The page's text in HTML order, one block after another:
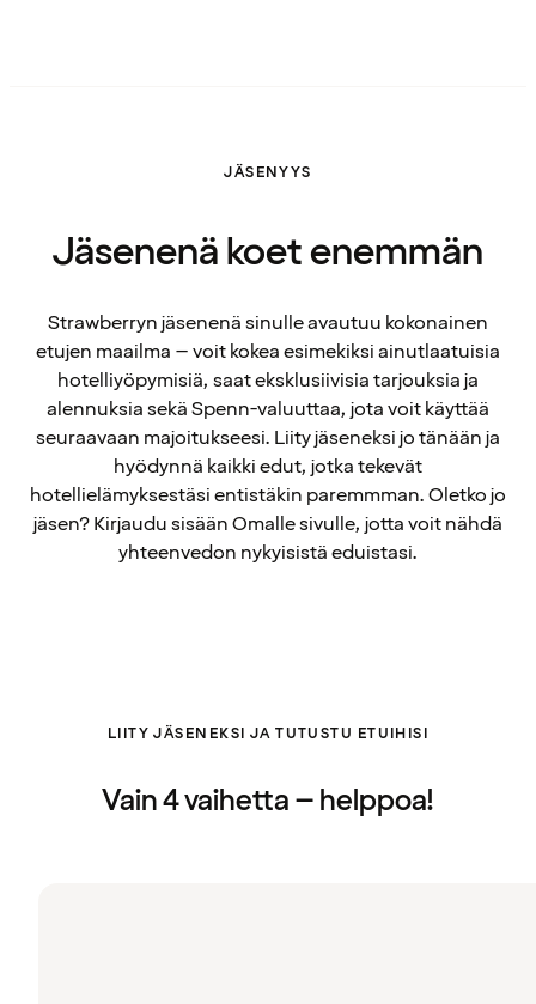
JÄSENYYS
Jäsenenä koet enemmän
Strawberryn jäsenenä sinulle avautuu kokonainen
etujen maailma – voit kokea esimekiksi ainutlaatuisia
hotelliyöpymisiä, saat eksklusiivisia tarjouksia ja
alennuksia sekä Spenn-valuuttaa, jota voit käyttää
seuraavaan majoitukseesi. Liity jäseneksi jo tänään ja
hyödynnä kaikki edut, jotka tekevät
hotellielämyksestäsi entistäkin paremmman. Oletko jo
jäsen? Kirjaudu sisään Omalle sivulle, jotta voit nähdä
yhteenvedon nykyisistä eduistasi.
LIITY JÄSENEKSI JA TUTUSTU ETUIHISI
Vain 4 vaihetta – helppoa!